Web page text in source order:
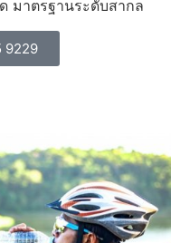
มาตรฐานระดับสากล
9229